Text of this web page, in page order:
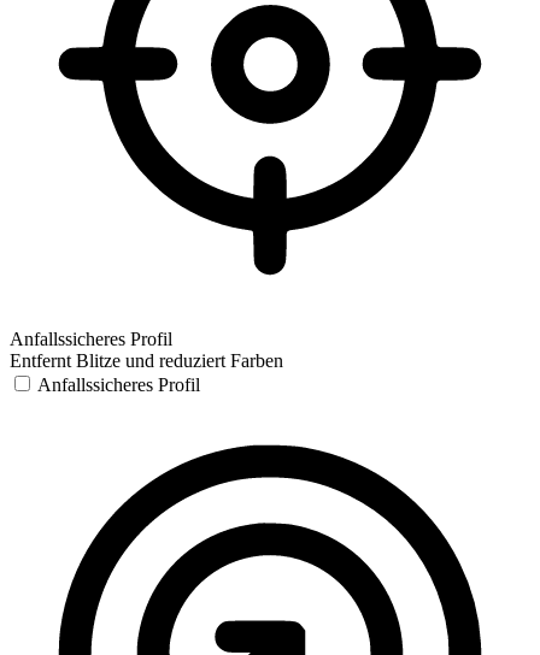
Anfallssicheres Profil
Entfernt Blitze und reduziert Farben
Anfallssicheres Profil